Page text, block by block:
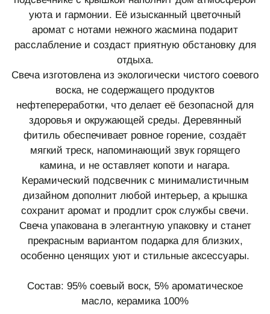
уюта и гармонии. Её изысканный цветочный
аромат с нотами нежного жасмина подарит
расслабление и создаст приятную обстановку для
отдыха.
Свеча изготовлена из экологически чистого соевого
воска, не содержащего продуктов
нефтепереработки, что делает её безопасной для
здоровья и окружающей среды. Деревянный
фитиль обеспечивает ровное горение, создаёт
мягкий треск, напоминающий звук горящего
камина, и не оставляет копоти и нагара.
Керамический подсвечник с минималистичным
дизайном дополнит любой интерьер, а крышка
сохранит аромат и продлит срок службы свечи.
Свеча упакована в элегантную упаковку и станет
прекрасным вариантом подарка для близких,
особенно ценящих уют и стильные аксессуары.
Состав: 95% соевый воск, 5% ароматическое
масло, керамика 100%